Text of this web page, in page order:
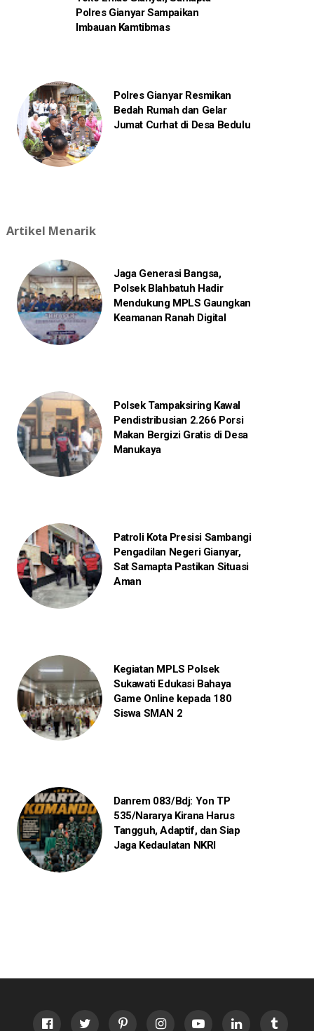
Polres Gianyar Sampaikan
Imbauan Kamtibmas
Polres Gianyar Resmikan
Bedah Rumah dan Gelar
Jumat Curhat di Desa Bedulu
Artikel Menarik
Jaga Generasi Bangsa,
Polsek Blahbatuh Hadir
Mendukung MPLS Gaungkan
Keamanan Ranah Digital
Polsek Tampaksiring Kawal
Pendistribusian 2.266 Porsi
Makan Bergizi Gratis di Desa
Manukaya
Patroli Kota Presisi Sambangi
Pengadilan Negeri Gianyar,
Sat Samapta Pastikan Situasi
Aman
Kegiatan MPLS Polsek
Sukawati Edukasi Bahaya
Game Online kepada 180
Siswa SMAN 2
Danrem 083/Bdj: Yon TP
535/Nararya Kirana Harus
Tangguh, Adaptif, dan Siap
Jaga Kedaulatan NKRI